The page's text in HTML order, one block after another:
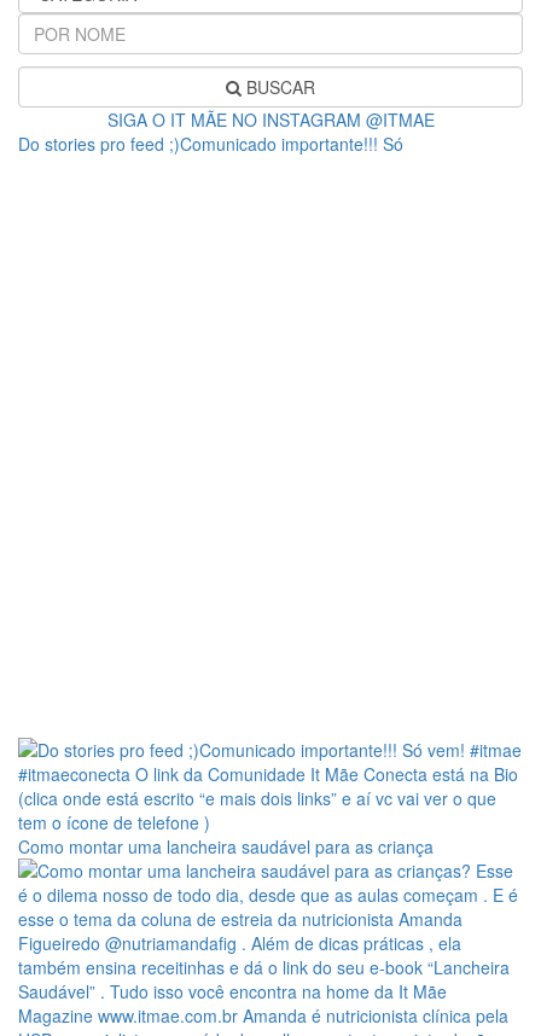
BUSCAR
SIGA O IT MÃE NO INSTAGRAM @ITMAE
Do stories pro feed ;)Comunicado importante!!! Só
Como montar uma lancheira saudável para as criança